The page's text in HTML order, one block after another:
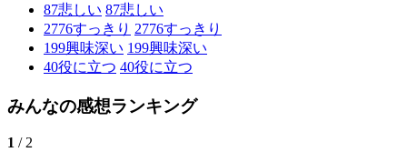
87悲しい 87悲しい
2776すっきり 2776すっきり
199興味深い 199興味深い
40役に立つ 40役に立つ
みんなの感想ランキング
1 / 2